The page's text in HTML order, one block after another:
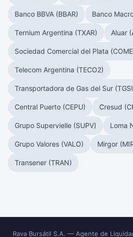
Banco BBVA (BBAR) Banco
Ternium Argentina (TXAR) Aluar
Sociedad Comercial del Plata
Telecom Argentina (TECO2)
Transportadora de Gas del Sur
Central Puerto (CEPU) Cresud
Grupo Supervielle (SUPV) Loma
Grupo Valores (VALO) Mirgor
Transener (TRAN)
Rava Bursátil S.A. — Agente de